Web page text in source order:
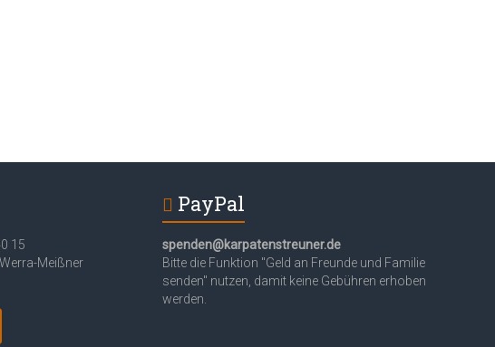
15
Meißner
PayPal
spenden@karpatenstreuner.de
Bitte die Funktion "Geld an Freunde und Familie
senden" nutzen, damit keine Gebühren erhoben
werden.